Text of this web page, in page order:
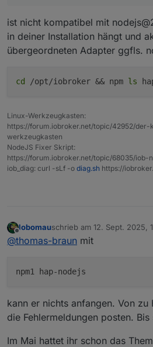
Device-Watcher
MOD-EDIT: Code in code-
ist nicht kompatibel mit
in deiner Installation hängt und
übergeordneten Adapter ggfls.
cd /opt/iobroker && npm ls
Linux-Werkzeugkasten:
https://forum.iobroker.net/topic/42952/
werkzeugkasten
NodeJS Fixer Skript:
https://forum.iobroker.net/topic/68035/iob-
iob_diag: curl -sLf -o diag.sh https://
Offline
lobomauschrieb am 12. Sept. 2025,
zuletzt editiert von lobomau
@thomas-braun mit
kann er nichts anfangen. Von zu
die Fehlermeldungen posten. Bis
Im Mai hattet ihr schon das